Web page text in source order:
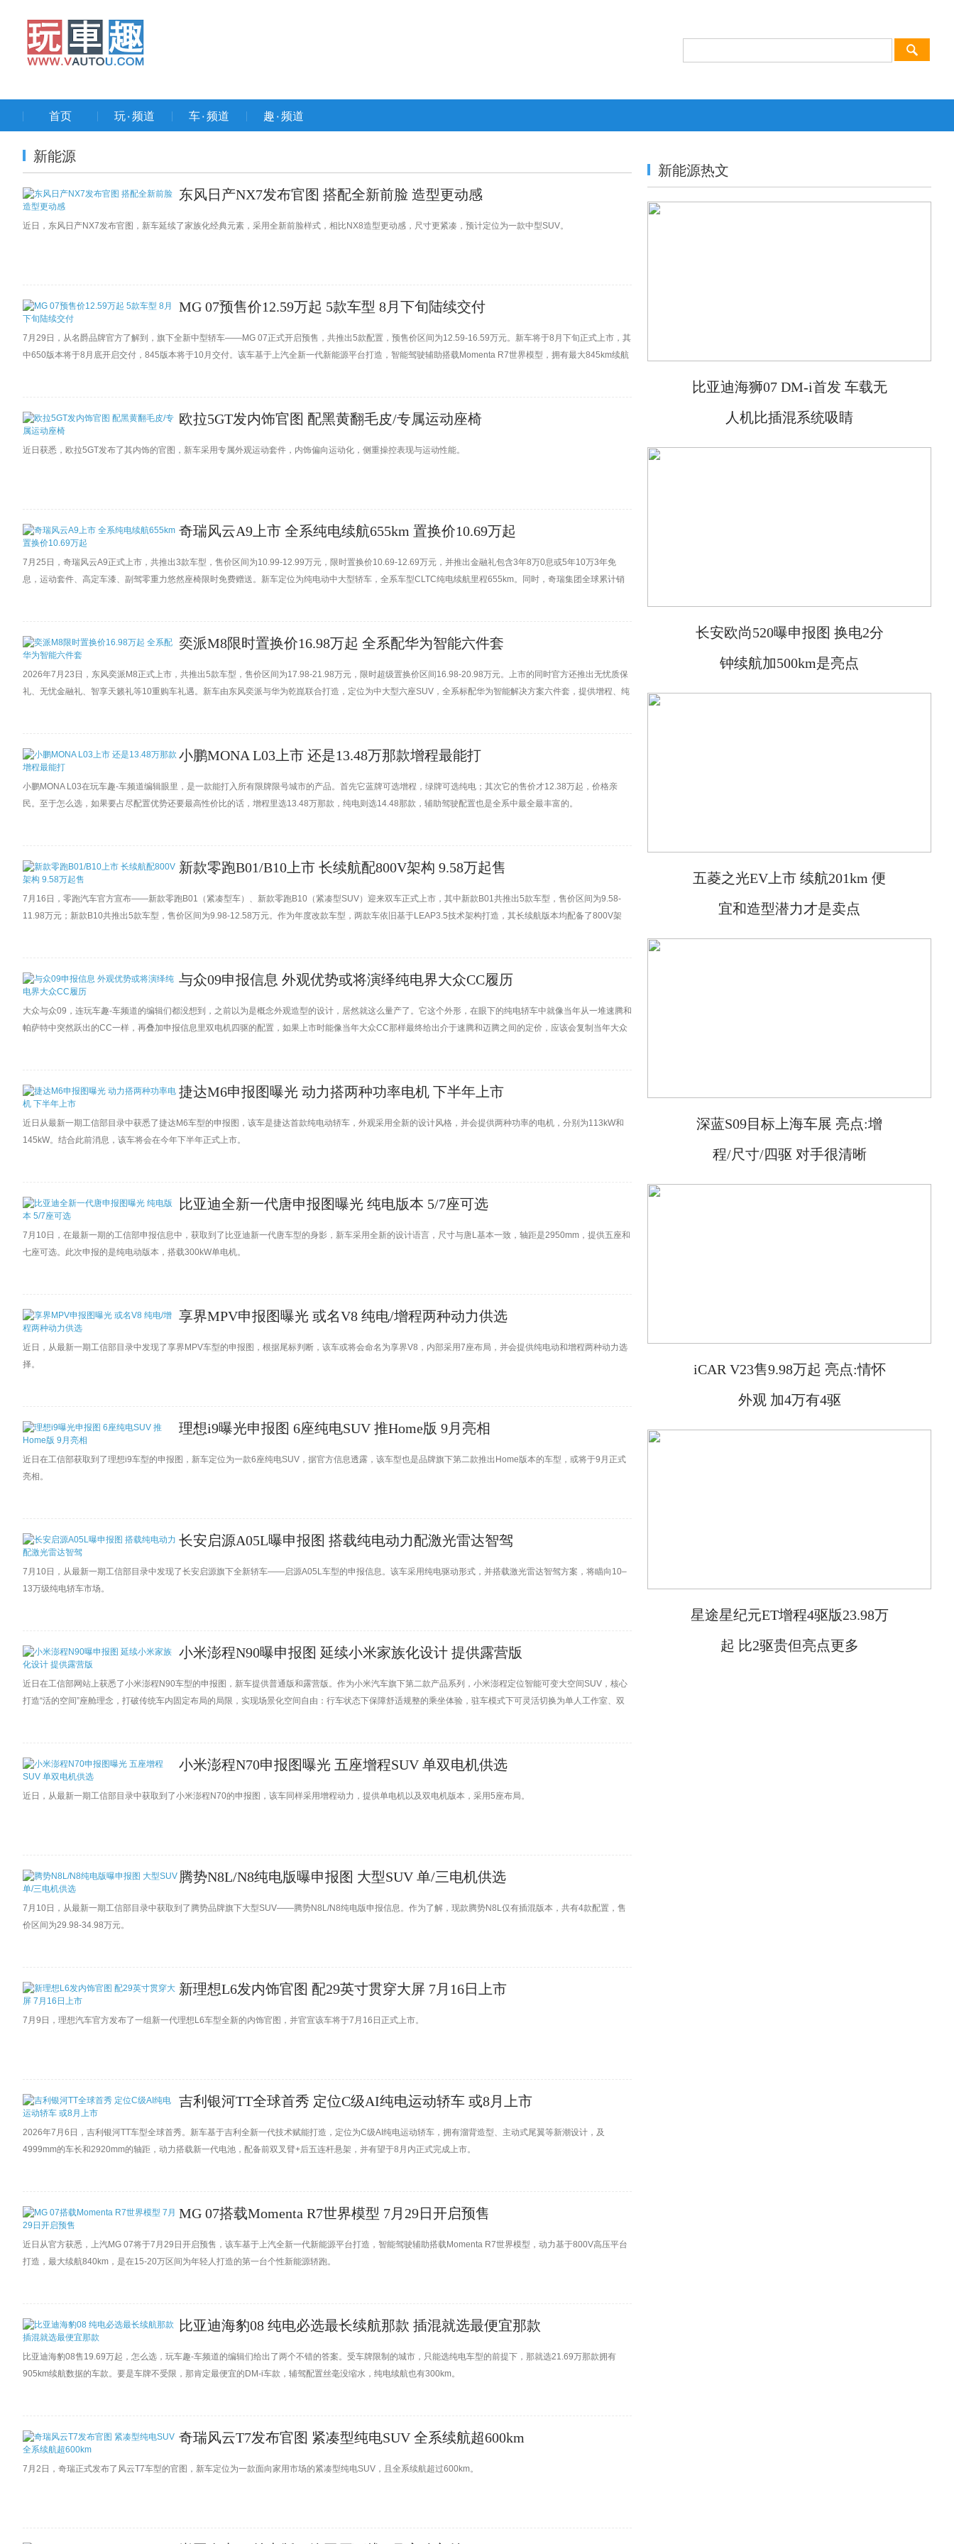
首页 玩۰频道 车۰频道 趣۰频道
新能源
东风日产NX7发布官图 搭配全新前脸 造型更动感
近日，东风日产NX7发布官图，新车延续了家族化经典元素，采用全新前脸样式，相比NX8造型更动感，尺寸更紧凑，预计定位为一款中型SUV。
MG 07预售价12.59万起 5款车型 8月下旬陆续交付
7月29日，从名爵品牌官方了解到，旗下全新中型轿车——MG 07正式开启预售，共推出5款配置，预售价区间为12.59-16.59万元。新车将于8月下旬正式上市，其
中650版本将于8月底开启交付，845版本将于10月交付。该车基于上汽全新一代新能源平台打造，智能驾驶辅助搭载Momenta R7世界模型，拥有最大845km续航
欧拉5GT发内饰官图 配黑黄翻毛皮/专属运动座椅
近日获悉，欧拉5GT发布了其内饰的官图，新车采用专属外观运动套件，内饰偏向运动化，侧重操控表现与运动性能。
奇瑞风云A9上市 全系纯电续航655km 置换价10.69万起
7月25日，奇瑞风云A9正式上市，共推出3款车型，售价区间为10.99-12.99万元，限时置换价10.69-12.69万元，并推出金融礼包含3年8万0息或5年10万3年免
息，运动套件、高定车漆、副驾零重力悠然座椅限时免费赠送。新车定位为纯电动中大型轿车，全系车型CLTC纯电续航里程655km。同时，奇瑞集团全球累计销
奕派M8限时置换价16.98万起 全系配华为智能六件套
2026年7月23日，东风奕派M8正式上市，共推出5款车型，售价区间为17.98-21.98万元，限时超级置换价区间16.98-20.98万元。上市的同时官方还推出无忧质保
礼、无忧金融礼、智享天籁礼等10重购车礼遇。新车由东风奕派与华为乾崑联合打造，定位为中大型六座SUV，全系标配华为智能解决方案六件套，提供增程、纯
小鹏MONA L03上市 还是13.48万那款增程最能打
小鹏MONA L03在玩车趣-车频道编辑眼里，是一款能打入所有限牌限号城市的产品。首先它蓝牌可选增程，绿牌可选纯电；其次它的售价才12.38万起，价格亲
民。至于怎么选，如果要占尽配置优势还要最高性价比的话，增程里选13.48万那款，纯电则选14.48那款，辅助驾驶配置也是全系中最全最丰富的。
新款零跑B01/B10上市 长续航配800V架构 9.58万起售
7月16日，零跑汽车官方宣布——新款零跑B01（紧凑型车）、新款零跑B10（紧凑型SUV）迎来双车正式上市，其中新款B01共推出5款车型，售价区间为9.58-
11.98万元；新款B10共推出5款车型，售价区间为9.98-12.58万元。作为年度改款车型，两款车依旧基于LEAP3.5技术架构打造，其长续航版本均配备了800V架
与众09申报信息 外观优势或将演绎纯电界大众CC履历
大众与众09，连玩车趣-车频道的编辑们都没想到，之前以为是概念外观造型的设计，居然就这么量产了。它这个外形，在眼下的纯电轿车中就像当年从一堆速腾和
帕萨特中突然跃出的CC一样，再叠加申报信息里双电机四驱的配置，如果上市时能像当年大众CC那样最终给出介于速腾和迈腾之间的定价，应该会复制当年大众
捷达M6申报图曝光 动力搭两种功率电机 下半年上市
近日从最新一期工信部目录中获悉了捷达M6车型的申报图，该车是捷达首款纯电动轿车，外观采用全新的设计风格，并会提供两种功率的电机，分别为113kW和
145kW。结合此前消息，该车将会在今年下半年正式上市。
比亚迪全新一代唐申报图曝光 纯电版本 5/7座可选
7月10日，在最新一期的工信部申报信息中，获取到了比亚迪新一代唐车型的身影，新车采用全新的设计语言，尺寸与唐L基本一致，轴距是2950mm，提供五座和
七座可选。此次申报的是纯电动版本，搭载300kW单电机。
享界MPV申报图曝光 或名V8 纯电/增程两种动力供选
近日，从最新一期工信部目录中发现了享界MPV车型的申报图，根据尾标判断，该车或将会命名为享界V8，内部采用7座布局，并会提供纯电动和增程两种动力选
择。
理想i9曝光申报图 6座纯电SUV 推Home版 9月亮相
近日在工信部获取到了理想i9车型的申报图，新车定位为一款6座纯电SUV，据官方信息透露，该车型也是品牌旗下第二款推出Home版本的车型，或将于9月正式
亮相。
长安启源A05L曝申报图 搭载纯电动力配激光雷达智驾
7月10日，从最新一期工信部目录中发现了长安启源旗下全新轿车——启源A05L车型的申报信息。该车采用纯电驱动形式，并搭载激光雷达智驾方案，将瞄向10–
13万级纯电轿车市场。
小米澎程N90曝申报图 延续小米家族化设计 提供露营版
近日在工信部网站上获悉了小米澎程N90车型的申报图，新车提供普通版和露营版。作为小米汽车旗下第二款产品系列，小米澎程定位智能可变大空间SUV，核心
打造“活的空间”座舱理念，打破传统车内固定布局的局限，实现场景化空间自由：行车状态下保障舒适规整的乘坐体验，驻车模式下可灵活切换为单人工作室、双
小米澎程N70申报图曝光 五座增程SUV 单双电机供选
近日，从最新一期工信部目录中获取到了小米澎程N70的申报图，该车同样采用增程动力，提供单电机以及双电机版本，采用5座布局。
腾势N8L/N8纯电版曝申报图 大型SUV 单/三电机供选
7月10日，从最新一期工信部目录中获取到了腾势品牌旗下大型SUV——腾势N8L/N8纯电版申报信息。作为了解，现款腾势N8L仅有插混版本，共有4款配置，售
价区间为29.98-34.98万元。
新理想L6发内饰官图 配29英寸贯穿大屏 7月16日上市
7月9日，理想汽车官方发布了一组新一代理想L6车型全新的内饰官图，并官宣该车将于7月16日正式上市。
吉利银河TT全球首秀 定位C级AI纯电运动轿车 或8月上市
2026年7月6日，吉利银河TT车型全球首秀。新车基于吉利全新一代技术赋能打造，定位为C级AI纯电运动轿车，拥有溜背造型、主动式尾翼等新潮设计，及
4999mm的车长和2920mm的轴距，动力搭载新一代电池，配备前双叉臂+后五连杆悬架，并有望于8月内正式完成上市。
MG 07搭载Momenta R7世界模型 7月29日开启预售
近日从官方获悉，上汽MG 07将于7月29日开启预售，该车基于上汽全新一代新能源平台打造，智能驾驶辅助搭载Momenta R7世界模型，动力基于800V高压平台
打造，最大续航840km，是在15-20万区间为年轻人打造的第一台个性新能源轿跑。
比亚迪海豹08 纯电必选最长续航那款 插混就选最便宜那款
比亚迪海豹08售19.69万起，怎么选，玩车趣-车频道的编辑们给出了两个不错的答案。受车牌限制的城市，只能选纯电车型的前提下，那就选21.69万那款拥有
905km续航数据的车款。要是车牌不受限，那肯定最便宜的DM-i车款，辅驾配置丝毫没缩水，纯电续航也有300km。
奇瑞风云T7发布官图 紧凑型纯电SUV 全系续航超600km
7月2日，奇瑞正式发布了风云T7车型的官图，新车定位为一款面向家用市场的紧凑型纯电SUV，且全系续航超过600km。
新能源热文
比亚迪海狮07 DM-i首发 车载无
人机比插混系统吸睛
长安欧尚520曝申报图 换电2分
钟续航加500km是亮点
五菱之光EV上市 续航201km 便
宜和造型潜力才是卖点
深蓝S09目标上海车展 亮点:增
程/尺寸/四驱 对手很清晰
iCAR V23售9.98万起 亮点:情怀
外观 加4万有4驱
星途星纪元ET增程4驱版23.98万
起 比2驱贵但亮点更多